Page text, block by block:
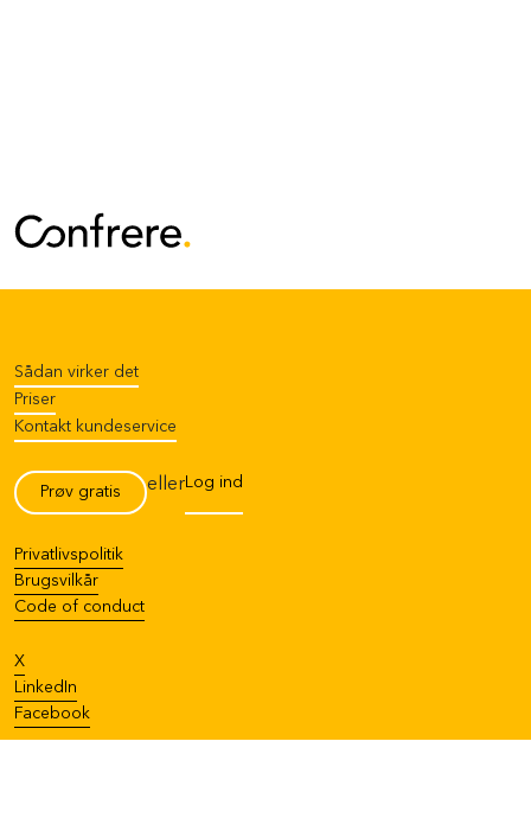
Sådan virker det
Priser
Kontakt kundeservice
Prøv gratis ellerLog ind
Privatlivspolitik
Brugsvilkår
Code of conduct
X
LinkedIn
Facebook